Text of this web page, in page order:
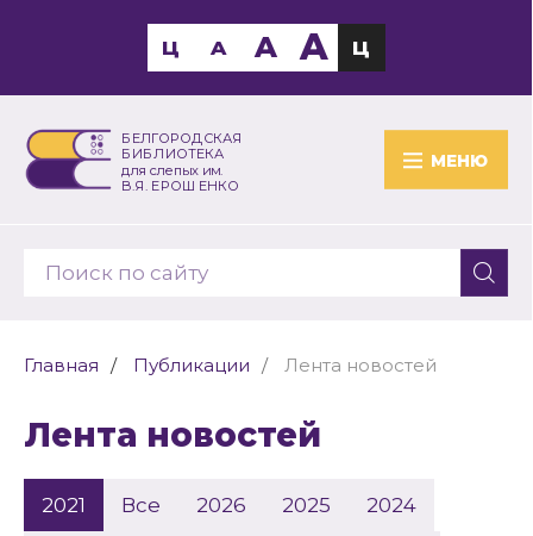
БЕЛГОРОДСКАЯ
БИБЛИОТЕКА
для слепых им.
В.Я. ЕРОШЕНКО
МЕНЮ
Ц A A A Ц
Главная Публикации Лента новостей
Лента новостей
Все 2026 2025 2024
2021